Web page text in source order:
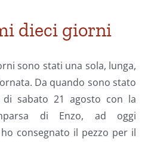
dieci giorni
sono stati una sola, lunga,
Da quando sono stato
sabato 21 agosto con la
di Enzo, ad oggi
consegnato il pezzo per il